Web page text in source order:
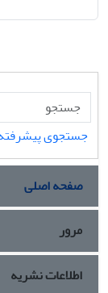
جستجوی
صفحه اصلی
مرور
اطلاعات نشریه